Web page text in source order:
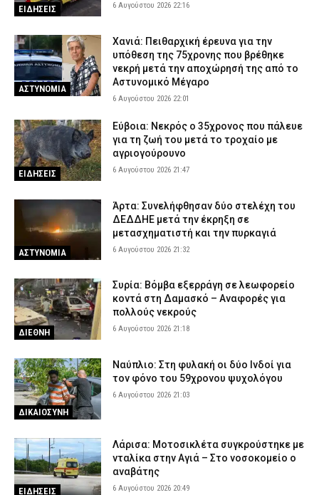
ΕΙΔΗΣΕΙΣ 6 Αυγούστου 2026 22:16
ΑΣΤΥΝΟΜΙΑ
Χανιά: Πειθαρχική έρευνα για την
υπόθεση της 75χρονης που βρέθηκε
νεκρή μετά την αποχώρησή της από το
Αστυνομικό Μέγαρο
6 Αυγούστου 2026 22:01
ΕΙΔΗΣΕΙΣ
Εύβοια: Νεκρός ο 35χρονος που πάλευε
για τη ζωή του μετά το τροχαίο με
αγριογούρουνο
6 Αυγούστου 2026 21:47
ΑΣΤΥΝΟΜΙΑ
Άρτα: Συνελήφθησαν δύο στελέχη του
ΔΕΔΔΗΕ μετά την έκρηξη σε
μετασχηματιστή και την πυρκαγιά
6 Αυγούστου 2026 21:32
ΔΙΕΘΝΗ
Συρία: Βόμβα εξερράγη σε λεωφορείο
κοντά στη Δαμασκό – Αναφορές για
πολλούς νεκρούς
6 Αυγούστου 2026 21:18
ΔΙΚΑΙΟΣΥΝΗ
Ναύπλιο: Στη φυλακή οι δύο Ινδοί για
τον φόνο του 59χρονου ψυχολόγου
6 Αυγούστου 2026 21:03
ΕΙΔΗΣΕΙΣ
Λάρισα: Μοτοσικλέτα συγκρούστηκε με
νταλίκα στην Αγιά – Στο νοσοκομείο ο
αναβάτης
6 Αυγούστου 2026 20:49